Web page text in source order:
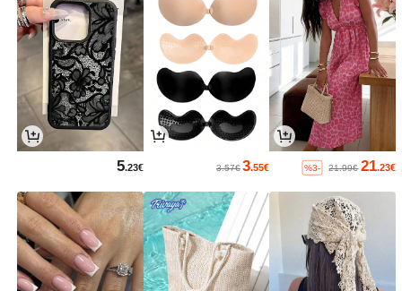
21.23€
21.99€
%3-
3.55€
3.57€
5.23€